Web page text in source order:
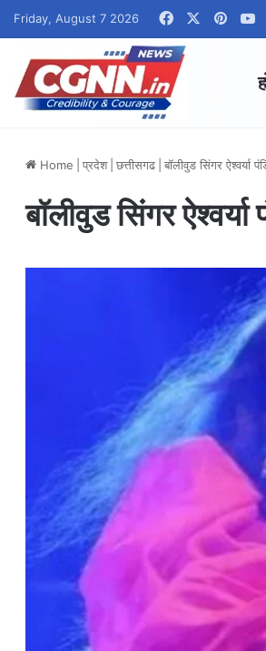
Friday, August 7 2026 Facebook
Home प्रदेश छत्तीसगढ बॉलीवुड सिंगर ऐश्वर्या
बॉलीवुड सिंगर